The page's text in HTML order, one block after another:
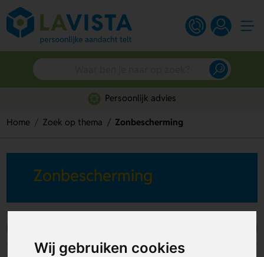
Wij gebruiken cookies
Persoonlijk advies
Home Zoek op thema Zonbescherming
Zonbescherming